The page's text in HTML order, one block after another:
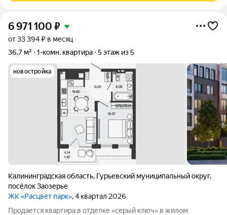
6 971 100 ₽
от 33 394 ₽ в месяц
36,7 м²
1-комн. квартира 5 этаж из 5
новостройка
Калининградская область, Гурьевский муниципальный округ,
посёлок Заозерье
ЖК «Расцвет парк», 4 квартал 2026
Продается квартира в отделке «серый ключ» в жилом